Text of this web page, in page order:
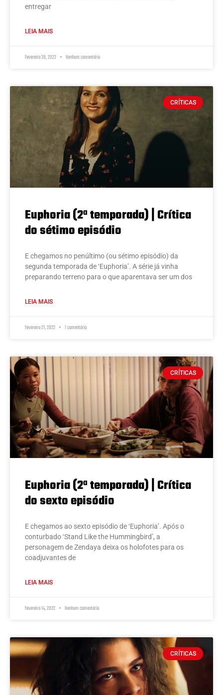
entregar
LEIA MAIS
fevereiro 28, 2022 Nenhum comentário
CRÍTICAS
Euphoria (2ª temporada) | Crítica
do sétimo episódio
E chegamos no penúltimo (ou sétimo episódio) da
segunda temporada de ‘Euphoria’. A série já vinha
preparando terreno para o que aparentava ser um dos
LEIA MAIS
fevereiro 21, 2022 1 comentário
CRÍTICAS
Euphoria (2ª temporada) | Crítica
do sexto episódio
E chegamos ao sexto episódio de ‘Euphoria’. Após o
conturbado ‘Stand Like the Hummingbird’, a
personagem de Zendaya deixa os holofotes para os
coadjuvantes de
LEIA MAIS
fevereiro 14, 2022 Nenhum comentário
CRÍTICAS